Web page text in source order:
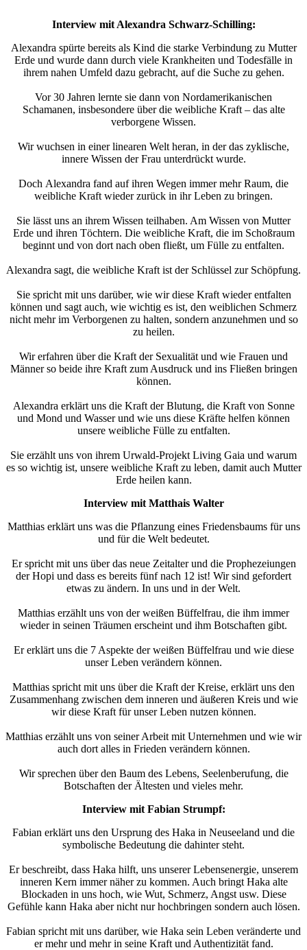
Interview mit Alexandra Schwarz-Schilling:
Alexandra spürte bereits als Kind die starke Verbindung zu Mutter
Erde und wurde dann durch viele Krankheiten und Todesfälle in
ihrem nahen Umfeld dazu gebracht, auf die Suche zu gehen.
Vor 30 Jahren lernte sie dann von Nordamerikanischen
Schamanen, insbesondere über die weibliche Kraft – das alte
verborgene Wissen.
Wir wuchsen in einer linearen Welt heran, in der das zyklische,
innere Wissen der Frau unterdrückt wurde.
Doch Alexandra fand auf ihren Wegen immer mehr Raum, die
weibliche Kraft wieder zurück in ihr Leben zu bringen.
Sie lässt uns an ihrem Wissen teilhaben. Am Wissen von Mutter
Erde und ihren Töchtern. Die weibliche Kraft, die im Schoßraum
beginnt und von dort nach oben fließt, um Fülle zu entfalten.
Alexandra sagt, die weibliche Kraft ist der Schlüssel zur Schöpfung.
Sie spricht mit uns darüber, wie wir diese Kraft wieder entfalten
können und sagt auch, wie wichtig es ist, den weiblichen Schmerz
nicht mehr im Verborgenen zu halten, sondern anzunehmen und so
zu heilen.
Wir erfahren über die Kraft der Sexualität und wie Frauen und
Männer so beide ihre Kraft zum Ausdruck und ins Fließen bringen
können.
Alexandra erklärt uns die Kraft der Blutung, die Kraft von Sonne
und Mond und Wasser und wie uns diese Kräfte helfen können
unsere weibliche Fülle zu entfalten.
Sie erzählt uns von ihrem Urwald-Projekt Living Gaia und warum
es so wichtig ist, unsere weibliche Kraft zu leben, damit auch Mutter
Erde heilen kann.
Interview mit Matthais Walter
Matthias erklärt uns was die Pflanzung eines Friedensbaums für uns
und für die Welt bedeutet.
Er spricht mit uns über das neue Zeitalter und die Prophezeiungen
der Hopi und dass es bereits fünf nach 12 ist! Wir sind gefordert
etwas zu ändern. In uns und in der Welt.
Matthias erzählt uns von der weißen Büffelfrau, die ihm immer
wieder in seinen Träumen erscheint und ihm Botschaften gibt.
Er erklärt uns die 7 Aspekte der weißen Büffelfrau und wie diese
unser Leben verändern können.
Matthias spricht mit uns über die Kraft der Kreise, erklärt uns den
Zusammenhang zwischen dem inneren und äußeren Kreis und wie
wir diese Kraft für unser Leben nutzen können.
Matthias erzählt uns von seiner Arbeit mit Unternehmen und wie wir
auch dort alles in Frieden verändern können.
Wir sprechen über den Baum des Lebens, Seelenberufung, die
Botschaften der Ältesten und vieles mehr.
Interview mit Fabian Strumpf:
Fabian erklärt uns den Ursprung des Haka in Neuseeland und die
symbolische Bedeutung die dahinter steht.
Er beschreibt, dass Haka hilft, uns unserer Lebensenergie, unserem
inneren Kern immer näher zu kommen. Auch bringt Haka alte
Blockaden in uns hoch, wie Wut, Schmerz, Angst usw. Diese
Gefühle kann Haka aber nicht nur hochbringen sondern auch lösen.
Fabian spricht mit uns darüber, wie Haka sein Leben veränderte und
er mehr und mehr in seine Kraft und Authentizität fand.